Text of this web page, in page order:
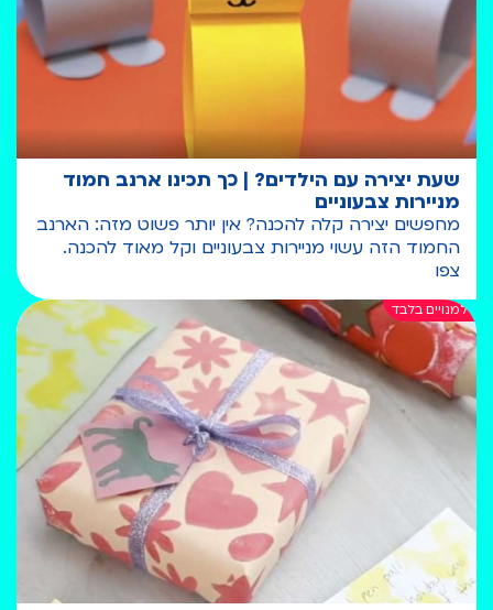
שעת יצירה עם הילדים? | כך תכינו ארנב חמוד
מניירות צבעוניים
מחפשים יצירה קלה להכנה? אין יותר פשוט מזה: הארנב
החמוד הזה עשוי מניירות צבעוניים וקל מאוד להכנה.
צפו